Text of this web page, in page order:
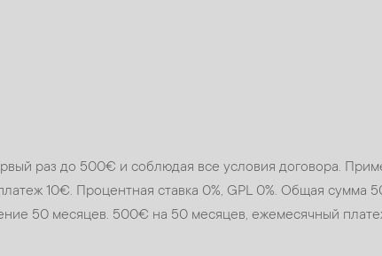
раз до 500€ и соблюдая все условия договора.
10€. Процентная ставка 0%, GPL 0%. Общая сумма
50 месяцев. 500€ на 50 месяцев, ежемесячный